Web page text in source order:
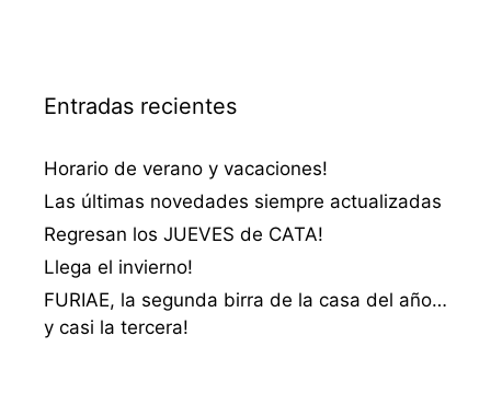
Entradas recientes
Horario de verano y vacaciones!
Las últimas novedades siempre actualizadas
Regresan los JUEVES de CATA!
Llega el invierno!
FURIAE, la segunda birra de la casa del año…
y casi la tercera!